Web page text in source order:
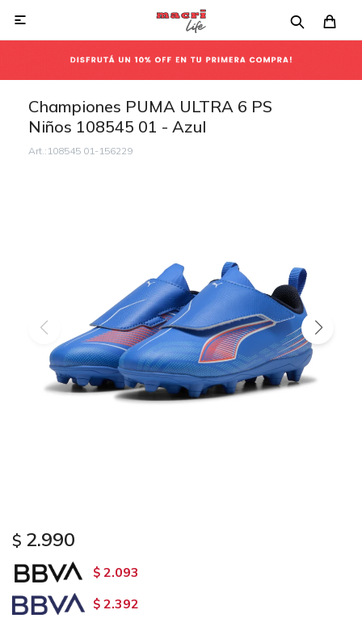

Championes PUMA ULTRA 6 PS
Niños 108545 01 - Azul
108545 01-156229
$ 2.990
$ 2.093
$ 2.392